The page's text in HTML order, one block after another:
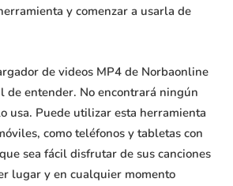
y comenzar a usarla de
de videos MP4 de Norbaonline
de entender. No encontrará ningún
usa. Puede utilizar esta herramienta
como teléfonos y tabletas con
sea fácil disfrutar de sus canciones
lugar y en cualquier momento